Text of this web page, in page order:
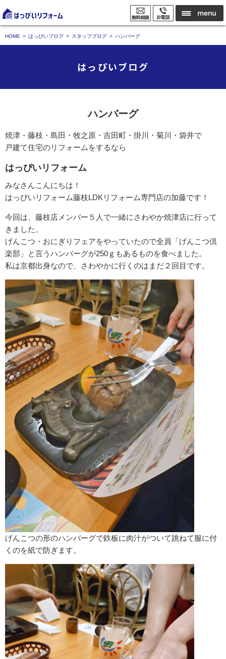
HOME はっぴいブログ スタッフブログ ハンバーグ
はっぴいブログ
ハンバーグ
焼津・藤枝・島田・牧之原・吉田町・掛川・菊川・袋井で
戸建て住宅のリフォームをするなら
はっぴいリフォーム
みなさんこんにちは！
はっぴいリフォーム藤枝LDKリフォーム専門店の加藤です！
今回は、藤枝店メンバー５人で一緒にさわやか焼津店に行って
きました。
げんこつ・おにぎりフェアをやっていたので全員「げんこつ倶
楽部」と言うハンバーグが250ｇもあるものを食べました。
私は京都出身なので、さわやかに行くのはまだ２回目です。
げんこつの形のハンバーグで鉄板に肉汁がついて跳ねて服に付
くのを紙で防ぎます。